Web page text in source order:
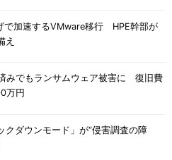
で加速するVMware移行 HPE幹部が
え
みでもランサムウェア被害に 復旧費
万円
クダウンモード」が“侵害調査の障